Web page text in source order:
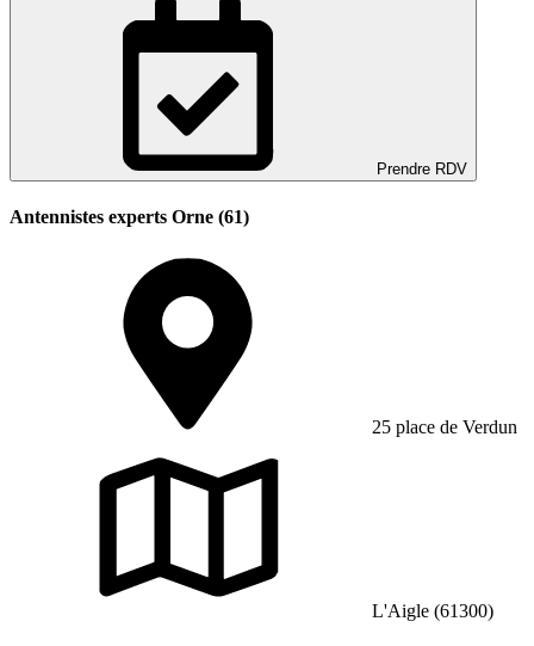
Prendre RDV
Antennistes experts Orne (61)
25 place de Verdun
L'Aigle (61300)